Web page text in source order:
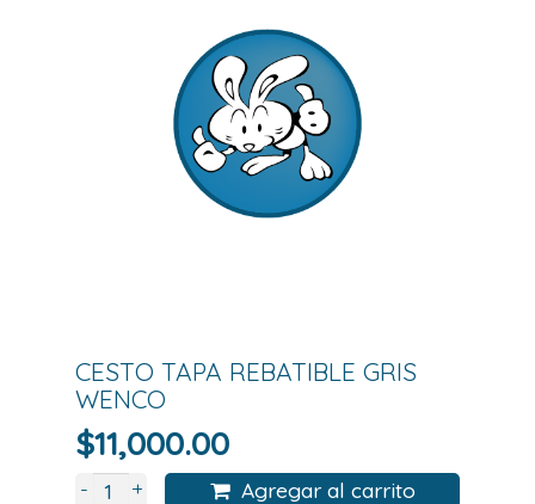
CESTO TAPA REBATIBLE GRIS
WENCO
$11,000.00
- + Agregar al carrito